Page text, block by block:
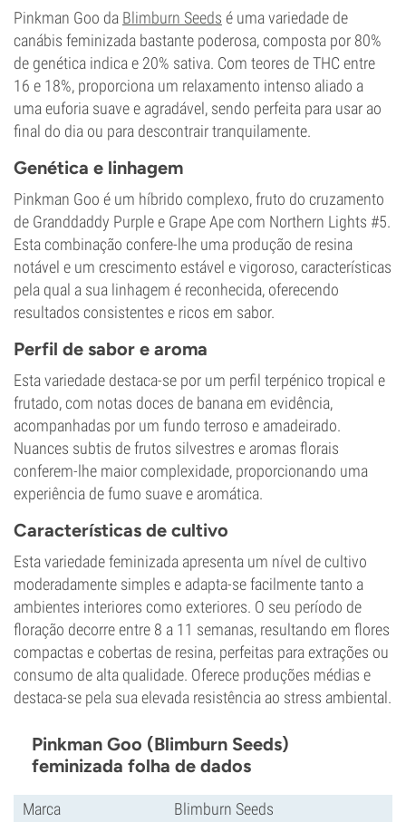
Pinkman Goo da Blimburn Seeds é uma variedade de
canábis feminizada bastante poderosa, composta por 80%
de genética indica e 20% sativa. Com teores de THC entre
16 e 18%, proporciona um relaxamento intenso aliado a
uma euforia suave e agradável, sendo perfeita para usar ao
final do dia ou para descontrair tranquilamente.
Genética e linhagem
Pinkman Goo é um híbrido complexo, fruto do cruzamento
de Granddaddy Purple e Grape Ape com Northern Lights #5.
Esta combinação confere-lhe uma produção de resina
notável e um crescimento estável e vigoroso, características
pela qual a sua linhagem é reconhecida, oferecendo
resultados consistentes e ricos em sabor.
Perfil de sabor e aroma
Esta variedade destaca-se por um perfil terpénico tropical e
frutado, com notas doces de banana em evidência,
acompanhadas por um fundo terroso e amadeirado.
Nuances subtis de frutos silvestres e aromas florais
conferem-lhe maior complexidade, proporcionando uma
experiência de fumo suave e aromática.
Características de cultivo
Esta variedade feminizada apresenta um nível de cultivo
moderadamente simples e adapta-se facilmente tanto a
ambientes interiores como exteriores. O seu período de
floração decorre entre 8 a 11 semanas, resultando em flores
compactas e cobertas de resina, perfeitas para extrações ou
consumo de alta qualidade. Oferece produções médias e
destaca-se pela sua elevada resistência ao stress ambiental.
Pinkman Goo (Blimburn Seeds)
feminizada folha de dados
Marca Blimburn Seeds